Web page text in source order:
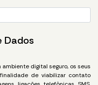
Dados
ambiente digital seguro, os seus
de viabilizar contato